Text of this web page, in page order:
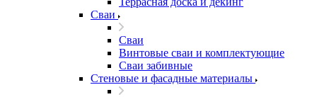
Сваи
Сваи
Винтовые сваи и комплектующие
Сваи забивные
Стеновые и фасадные материалы